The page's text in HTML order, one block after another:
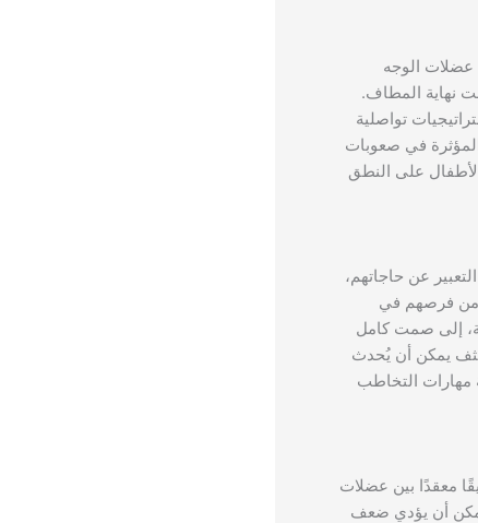
الوجه
نهاية المطاف.
تواصلية
في صعوبات
على النطق
عن حاجاتهم،
من فرصهم في
إلى صمت كامل
يمكن أن يُحدث
مهارات التخاطب
معقدًا بين عضلات
أن يؤدي ضعف